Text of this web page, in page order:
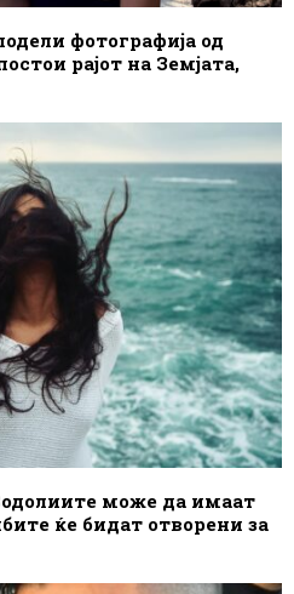
фотографија од
рајот на Земјата,
може да имаат
ќе бидат отворени за